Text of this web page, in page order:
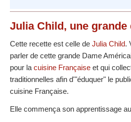
Julia Child, une grande
Cette recette est celle de Julia Child.
parler de cette grande Dame
pour lacuisine Française et qui
traditionnelles afin d'"éduquer" le
cuisine Française.
Elle commença son apprentissage au